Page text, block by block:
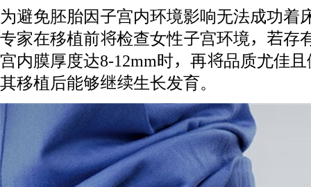
为避免胚胎因子宫内环境影响无法成功着
专家在移植前将检查女性子宫环境，若存
宫内膜厚度达8-12mm时，再将品质尤佳
其移植后能够继续生长发育。